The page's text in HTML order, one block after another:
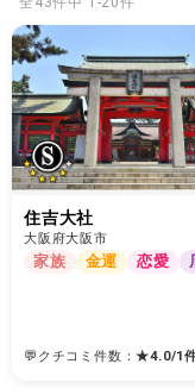
住吉大社
大阪府大阪市
家族 金運 恋愛
💬クチコミ件数：★4.0/1